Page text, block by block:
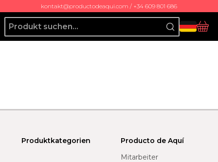
kontakt@productodeaqui.com / +34 609 801 686
Producto de Aquí
Produktkategorien
Producto de Aquí
Mitarbeiter